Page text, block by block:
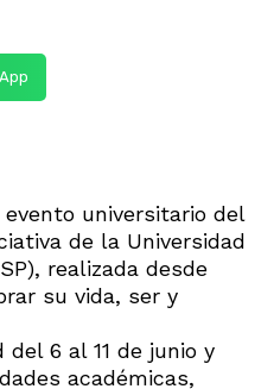
universitario del
de la Universidad
realizada desde
su vida, ser y
6 al 11 de junio y
académicas,